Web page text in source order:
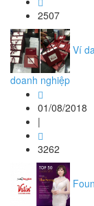
2507
Ví
doanh nghiệp
01/08/2018
|
3262